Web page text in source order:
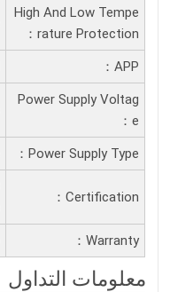
High And Low Tempe
Rature Protection：
APP：
Power Supply Voltag
E：
Power Supply Type：
Certification：
Warranty：
معلومات التداول